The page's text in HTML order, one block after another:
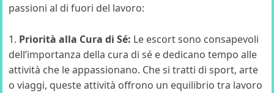
passioni al di fuori del lavoro:
Priorità alla Cura di Sé: Le escort sono consapevoli
dell’importanza della cura di sé e dedicano tempo alle
attività che le appassionano. Che si tratti di sport, arte
o viaggi, queste attività offrono un equilibrio tra lavoro